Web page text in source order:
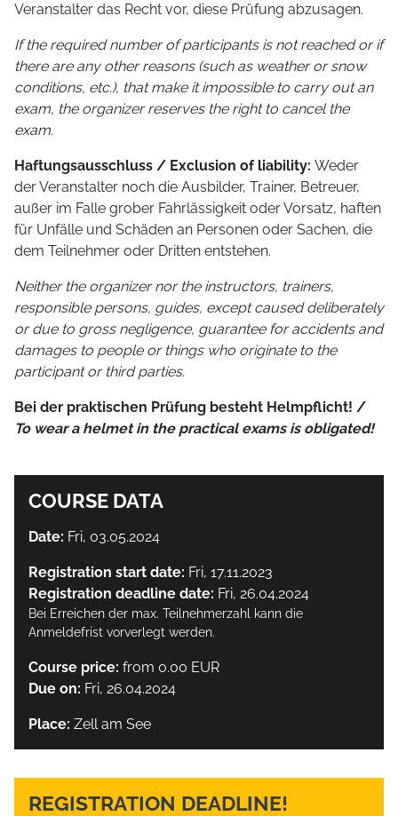
Veranstalter das Recht vor, diese Prüfung abzusagen.
If the required number of participants is not reached or if
there are any other reasons (such as weather or snow
conditions, etc.), that make it impossible to carry out an
exam, the organizer reserves the right to cancel the
exam.
Haftungsausschluss / Exclusion of liability: Weder
der Veranstalter noch die Ausbilder, Trainer, Betreuer,
außer im Falle grober Fahrlässigkeit oder Vorsatz, haften
für Unfälle und Schäden an Personen oder Sachen, die
dem Teilnehmer oder Dritten entstehen.
Neither the organizer nor the instructors, trainers,
responsible persons, guides, except caused deliberately
or due to gross negligence, guarantee for accidents and
damages to people or things who originate to the
participant or third parties.
Bei der praktischen Prüfung besteht Helmpflicht! /
To wear a helmet in the practical exams is obligated!
COURSE DATA
Date: Fri, 03.05.2024
Registration start date: Fri, 17.11.2023
Registration deadline date: Fri, 26.04.2024
Bei Erreichen der max. Teilnehmerzahl kann die
Anmeldefrist vorverlegt werden.
Course price: from 0.00 EUR
Due on: Fri, 26.04.2024
Place: Zell am See
REGISTRATION DEADLINE!